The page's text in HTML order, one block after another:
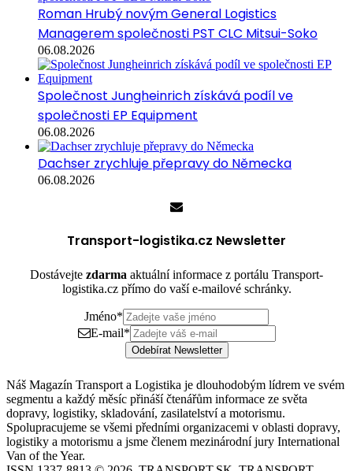
Roman Hrubý novým General Logistics
Managerem společnosti PST CLC Mitsui-Soko
06.08.2026
Společnost Jungheinrich získává podíl ve
společnosti EP Equipment
06.08.2026
Dachser zrychluje přepravy do Německa
06.08.2026
Transport-logistika.cz Newsletter
Dostávejte zdarma aktuální informace z portálu Transport-
logistika.cz přímo do vaší e-mailové schránky.
Jméno*
E-mail*
Odebírat Newsletter
Náš Magazín Transport a Logistika je dlouhodobým lídrem ve svém
segmentu a každý měsíc přináší čtenářům informace ze světa
dopravy, logistiky, skladování, zasilatelství a motorismu.
Spolupracujeme se všemi předními organizacemi v oblasti dopravy,
logistiky a motorismu a jsme členem mezinárodní jury International
Van of the Year.